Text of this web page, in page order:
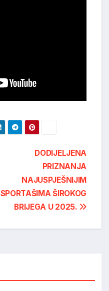
DODIJELJENA
PRIZNANJA
NAJUSPJEŠNIJIM
SPORTAŠIMA ŠIROKOG
BRIJEGA U 2025.